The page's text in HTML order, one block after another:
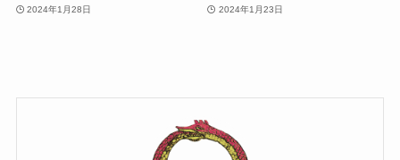
2024年1月28日 2024年1月23日